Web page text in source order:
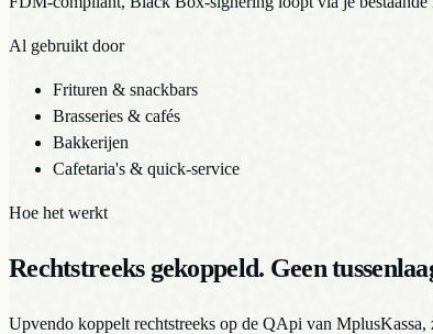
Al gebruikt door
Frituren & snackbars
Brasseries & cafés
Bakkerijen
Cafetaria's & quick-service
Hoe het werkt
Rechtstreeks gekoppeld. Geen
Upvendo koppelt rechtstreeks op de QApi van